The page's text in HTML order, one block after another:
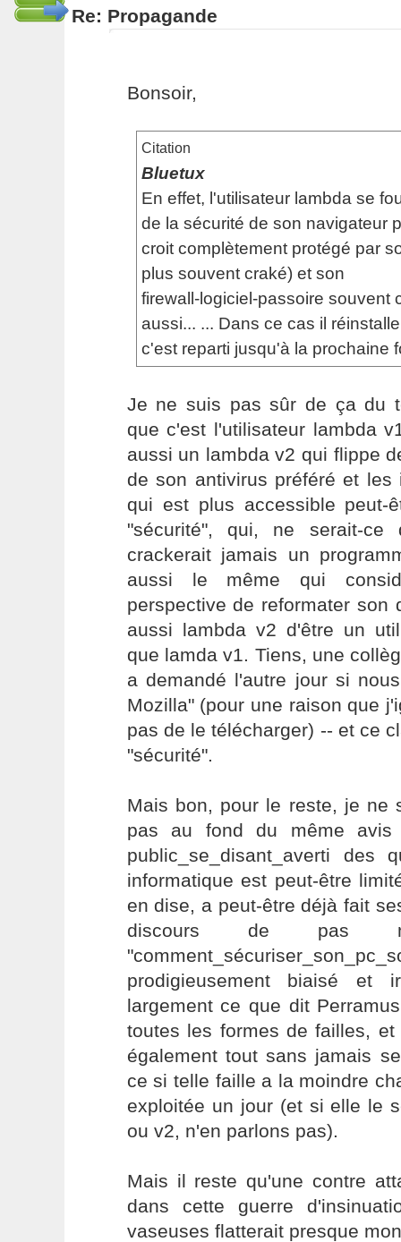
Re: Propagande
Bonsoir,
Citation
Bluetux
En effet, l'utilisateur lambda se
de la sécurité de son navigateur
croit complètement protégé par
plus souvent craké) et son
firewall-logiciel-passoire souvent
aussi... ... Dans ce cas il
c'est reparti jusqu'à la prochaine
Je ne suis pas sûr de ça du
que c'est l'utilisateur lambda
aussi un lambda v2 qui flippe
de son antivirus préféré et les
qui est plus accessible peut-
"sécurité", qui, ne serait-
crackerait jamais un
aussi le même qui
perspective de reformater son
aussi lambda v2 d'être un
que lamda v1. Tiens, une
a demandé l'autre jour si
Mozilla" (pour une raison que
pas de le télécharger) -- et ce
"sécurité".
Mais bon, pour le reste, je ne
pas au fond du même
public_se_disant_averti des
informatique est peut-être
en dise, a peut-être déjà fait
discours de pas
prodigieusement biaisé et
largement ce que dit
toutes les formes de failles,
également tout sans jamais
ce si telle faille a la moindre
exploitée un jour (et si elle le
ou v2, n'en parlons pas).
Mais il reste qu'une contre
dans cette guerre
vaseuses flatterait presque